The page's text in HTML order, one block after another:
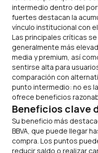
intermedio dentro del
fuertes destacan la
vínculo institucional con el
Las principales críticas
generalmente más
media y premium, así
sentirse alta para
comparación con
punto intermedio: no es
ofrece beneficios
Beneficios clave
Su beneficio más
BBVA, que puede llegar
compra. Los puntos
reducir saldo o realizar